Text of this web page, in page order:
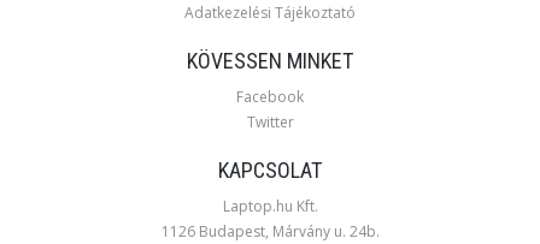
Adatkezelési Tájékoztató
KÖVESSEN MINKET
Facebook
Twitter
KAPCSOLAT
Laptop.hu Kft.
1126 Budapest, Márvány u. 24b.